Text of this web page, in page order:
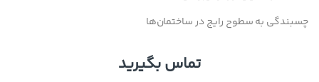
چسبندگی به سطوح رایج در ساختمان‌ها
تماس بگیرید